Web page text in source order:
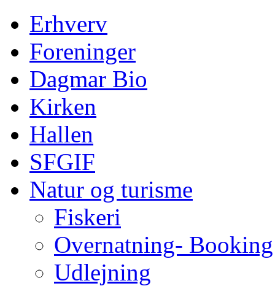
Erhverv
Foreninger
Dagmar Bio
Kirken
Hallen
SFGIF
Natur og turisme
Fiskeri
Overnatning-
Udlejning